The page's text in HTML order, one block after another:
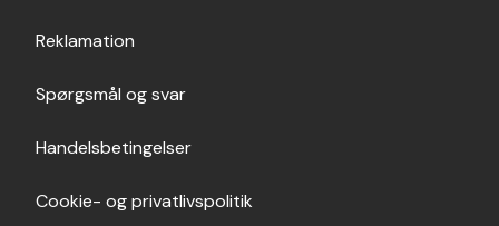
Reklamation
Spørgsmål og svar
Handelsbetingelser
Cookie- og privatlivspolitik